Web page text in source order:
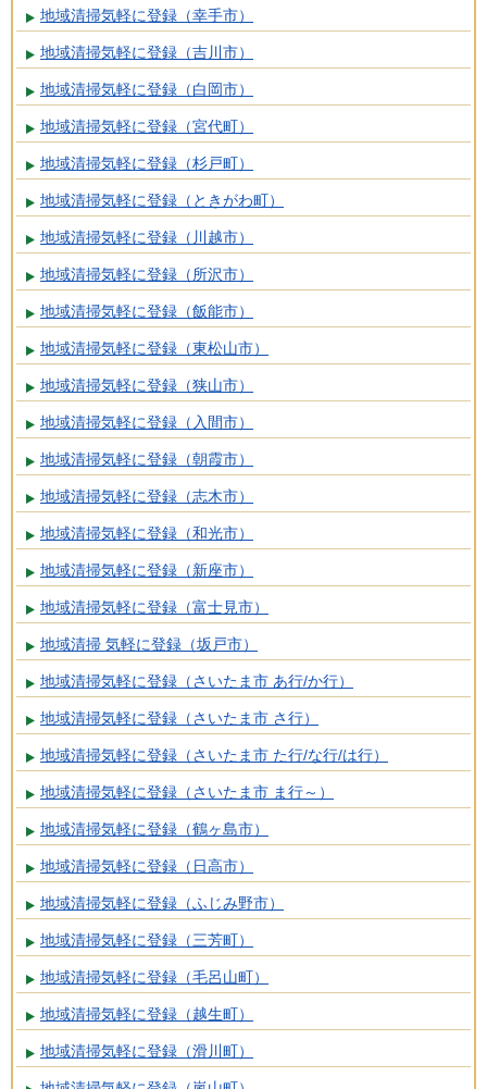
地域清掃気軽に登録（幸手市）
地域清掃気軽に登録（吉川市）
地域清掃気軽に登録（白岡市）
地域清掃気軽に登録（宮代町）
地域清掃気軽に登録（杉戸町）
地域清掃気軽に登録（ときがわ町）
地域清掃気軽に登録（川越市）
地域清掃気軽に登録（所沢市）
地域清掃気軽に登録（飯能市）
地域清掃気軽に登録（東松山市）
地域清掃気軽に登録（狭山市）
地域清掃気軽に登録（入間市）
地域清掃気軽に登録（朝霞市）
地域清掃気軽に登録（志木市）
地域清掃気軽に登録（和光市）
地域清掃気軽に登録（新座市）
地域清掃気軽に登録（富士見市）
地域清掃 気軽に登録（坂戸市）
地域清掃気軽に登録（さいたま市 あ行/か行）
地域清掃気軽に登録（さいたま市 さ行）
地域清掃気軽に登録（さいたま市 た行/な行/は行）
地域清掃気軽に登録（さいたま市 ま行～）
地域清掃気軽に登録（鶴ヶ島市）
地域清掃気軽に登録（日高市）
地域清掃気軽に登録（ふじみ野市）
地域清掃気軽に登録（三芳町）
地域清掃気軽に登録（毛呂山町）
地域清掃気軽に登録（越生町）
地域清掃気軽に登録（滑川町）